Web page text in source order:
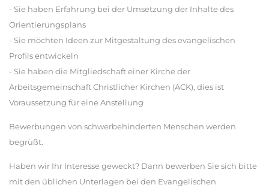
- Sie haben Erfahrung bei der Umsetzung der Inhalte des
Orientierungsplans
- Sie möchten Ideen zur Mitgestaltung des evangelischen
Profils entwickeln
- Sie haben die Mitgliedschaft einer Kirche der
Arbeitsgemeinschaft Christlicher Kirchen (ACK), dies ist
Voraussetzung für eine Anstellung
Bewerbungen von schwerbehinderten Menschen werden
begrüßt.
Haben wir Ihr Interesse geweckt? Dann bewerben Sie sich bitte
mit den üblichen Unterlagen bei den Evangelischen